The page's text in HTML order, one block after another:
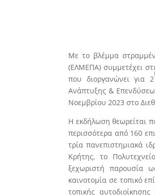
Με το βλέμμα
(ΕΛΜΕΠΑ) συμμετέχει
που διοργανώνει για 2
Ανάπτυξης &
Νοεμβρίου 2023 στο
Η εκδήλωση θεωρείται
περισσότερα από 160
τρία πανεπιστημιακά
Κρήτης, το
ξεχωριστή παρουσία
καινοτομία σε τοπικό
τοπικής